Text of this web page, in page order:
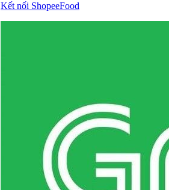
Kết nối ShopeeFood